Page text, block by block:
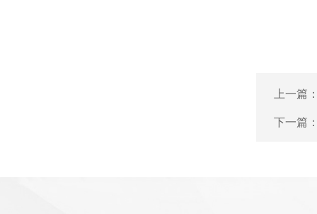
上一篇
下一篇